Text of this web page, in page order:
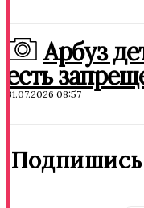
Арбуз
есть
31.07.2026 08:57
Подпишись